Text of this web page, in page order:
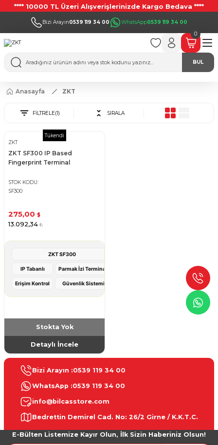
**** 10000 TL Üzeri Alışverişlerinizde Kargo Bedava ****
Bizi Arayın0539 119 34 00 WhatsApp0539 119 34 00
BUL
0
Anasayfa ZKT
FİLTRELE(1) SIRALA
Tükendi
ZKT
ZKT SF300 IP Based
Fingerprint Terminal
STOK KODU
SF300
275,00 $
13.092,34 ₺
ZKT SF300
IP Tabanlı Parmak İzi Terminali
Erişim Kontrol Güvenlik Sistemi
Stokta Yok
Detaylı İncele
Bizi Arayın :0539 119 34 00
WhatsApp :0539 119 34 00
info@bilcasstore.com
Bedrettin Demirel Cad. No: 26/2 Girne / K.K.T.C.
E-Bülten Listemize Kayır Olun, İlk Sizin Haberiniz Olsun!